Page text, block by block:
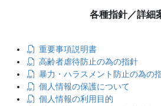
各種指針／詳細
重要事項説明書
高齢者虐待防止の為の指針
暴力・ハラスメント防止の為の
個人情報の保護について
個人情報の利用目的